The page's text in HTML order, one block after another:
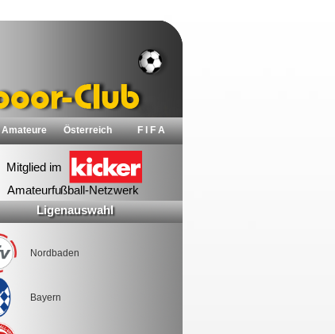
Amateure Österreich F I F A
Ligenauswahl
Nordbaden
Bayern